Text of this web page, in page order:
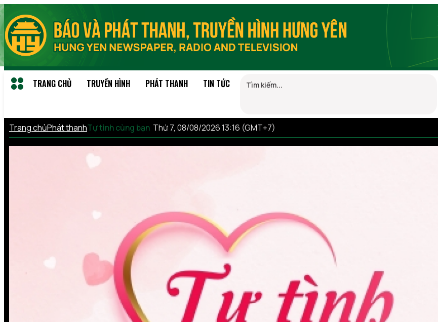
TRANG CHỦ TRUYỀN HÌNH PHÁT THANH TIN TỨC
Trang chủPhát thanhTự tình cùng bạn Thứ 7, 08/08/2026 13:16 (GMT+7)